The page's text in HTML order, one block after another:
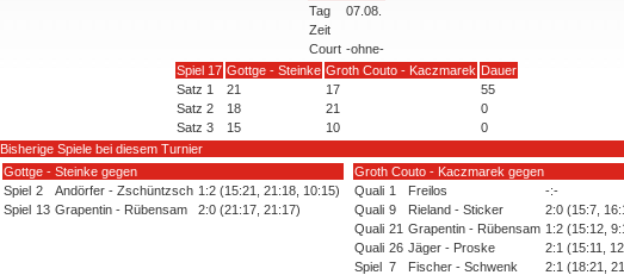
Tag
07.08.
Zeit
Court -ohne-
Spiel 17 Gottge - Steinke Groth Couto - Kaczmarek Dauer
Satz 1
21 17
55
Satz 2
18 21
0
Satz 3
15 10
0
Bisherige Spiele bei diesem Turnier
Gottge - Steinke gegen
Spiel 2 Andörfer - Zschüntzsch 1:2 (15:21, 21:18, 10:15)
Spiel 13 Grapentin - Rübensam 2:0 (21:17, 21:17)
Groth Couto - Kaczmarek gegen
Quali 1 Freilos
-:-
Quali 9 Rieland - Sticker
2:0 (15:7,
Quali 21 Grapentin - Rübensam 1:2 (15:12,
Quali 26 Jäger - Proske
2:1 (15:11,
Spiel 7 Fischer - Schwenk
2:1 (18:21,